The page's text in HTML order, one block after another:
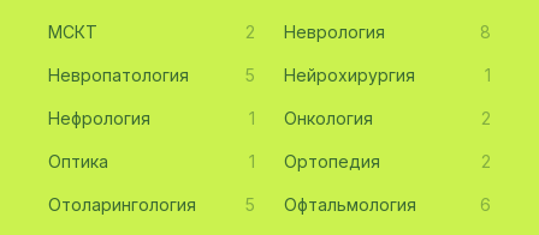
МСКТ 2 Неврология 8
Невропатология 5 Нейрохирургия 1
Нефрология 1 Онкология 2
Оптика 1 Ортопедия 2
Отоларингология 5 Офтальмология 6